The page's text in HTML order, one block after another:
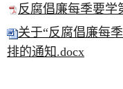
反腐倡廉每季要学
关于“反腐倡廉每
排的通知.docx